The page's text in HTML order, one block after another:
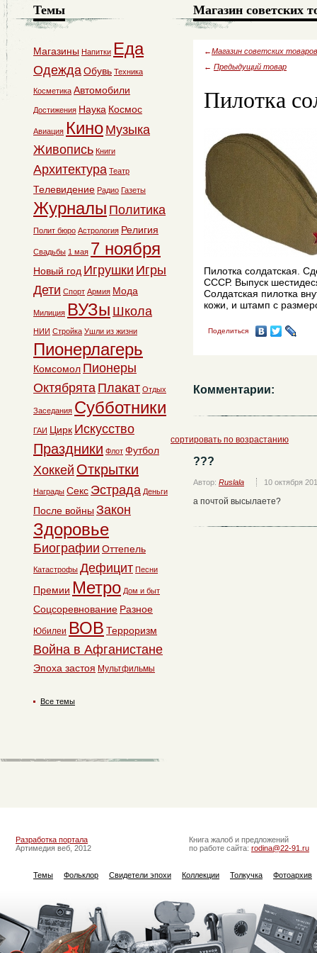
Магазин советских
←Магазин советских товаров
← Предыдущий товар
Пилотка
Пилотка солдатская.
СССР. Выпуск
Солдатская пилотка
кожи, и штамп с
Поделиться
Комментарии:
сортировать по возрастанию
???
Автор: Ruslala 10 октября
а почтой высылаете?
Темы
Магазины Напитки Еда
ОдеждаОбувь Техника
Косметика Автомобили
Достижения Наука Космос
Авиация Кино Музыка
Живопись Книги
Архитектура Театр
Телевидение Радио Газеты
Журналы Политика
Полит бюро Астрология Религия
Свадьбы 1 мая 7 ноября
Новый год Игрушки Игры
Дети Спорт Армия Мода
Милиция ВУЗы Школа
НИИ Стройка Ушли из жизни
Пионерлагерь
Комсомол Пионеры
Октябрята Плакат Отдых
Заседания Субботники
ГАИ Цирк Искусство
Праздники Флот Футбол
Хоккей Открытки
Награды Секс Эстрада Деньги
После войны Закон
Здоровье
Биографии Оттепель
Катастрофы Дефицит Песни
Премии Метро Дом и быт
Соцсоревнование Разное
Юбилеи ВОВ Терроризм
Война в Афганистане
Эпоха застоя Мультфильмы
Все темы
Разработка портала
Артимедия веб, 2012
Книга жалоб и предложений
по работе сайта: rodina@22-91.ru
Темы Фольклор Свидетели эпохи Коллекции Толкучка Фотоархив